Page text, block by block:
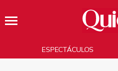
ESPECTÁCULOS